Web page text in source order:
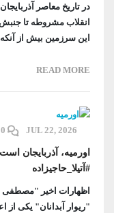
در تاریخ معاصر
انقلاب مشروطه تا
این سرزمین بیش از
READ MORE
JUL 22, 2026
0
اورمیه، آذربایجان
#آتیلا_حاجیزاده
اظهارات اخیر "مصطفی
"ریوار آبدانان" یکی از